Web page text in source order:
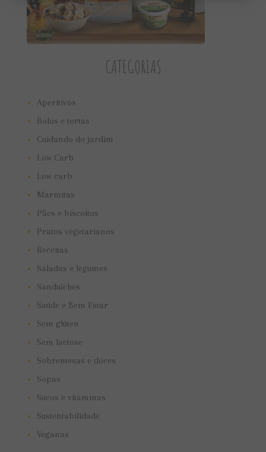
CATEGORIAS
Aperitivos
Bolos e tortas
Cuidando do jardim
Low Carb
Low carb
Marmitas
Pães e biscoitos
Pratos vegetarianos
Receitas
Saladas e legumes
Sanduíches
Saúde e Bem Estar
Sem glúten
Sem lactose
Sobremesas e doces
Sopas
Sucos e vitaminas
Sustentabilidade
Veganas